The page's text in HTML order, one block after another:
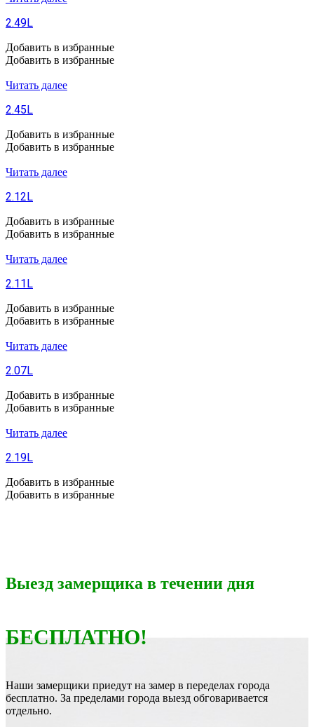
2.49L
Добавить в избранные
Добавить в избранные
Читать далее
2.45L
Добавить в избранные
Добавить в избранные
Читать далее
2.12L
Добавить в избранные
Добавить в избранные
Читать далее
2.11L
Добавить в избранные
Добавить в избранные
Читать далее
2.07L
Добавить в избранные
Добавить в избранные
Читать далее
2.19L
Добавить в избранные
Добавить в избранные
Выезд замерщика в течении дня
БЕСПЛАТНО!
Наши замерщики приедут на замер в переделах города
бесплатно. За пределами города выезд обговаривается
отдельно.